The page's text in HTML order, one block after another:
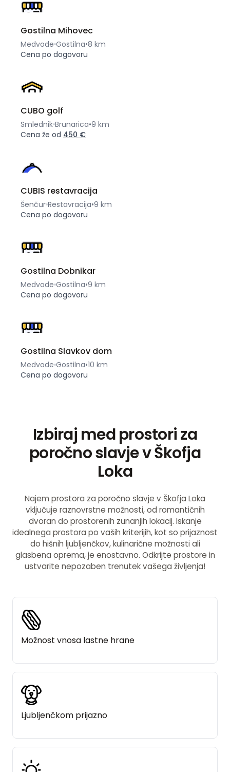
Gostilna Mihovec
Medvode Gostilna•8 km
Cena po dogovoru
CUBO golf
Smlednik Brunarica•9 km
Cena že od 450 €
CUBIS restavracija
Šenčur Restavracija•9 km
Cena po dogovoru
Gostilna Dobnikar
Medvode Gostilna•9 km
Cena po dogovoru
Gostilna Slavkov dom
Medvode Gostilna•10 km
Cena po dogovoru
Izbiraj med prostori za
poročno slavje v Škofja
Loka
Najem prostora za poročno slavje v Škofja Loka
vključuje raznovrstne možnosti, od romantičnih
dvoran do prostorenih zunanjih lokacij. Iskanje
idealnega prostora po vaših kriterijih, kot so prijaznost
do hišnih ljubljenčkov, kulinarične možnosti ali
glasbena oprema, je enostavno. Odkrijte prostore in
ustvarite nepozaben trenutek vašega življenja!
Možnost vnosa lastne hrane
Ljubljenčkom prijazno